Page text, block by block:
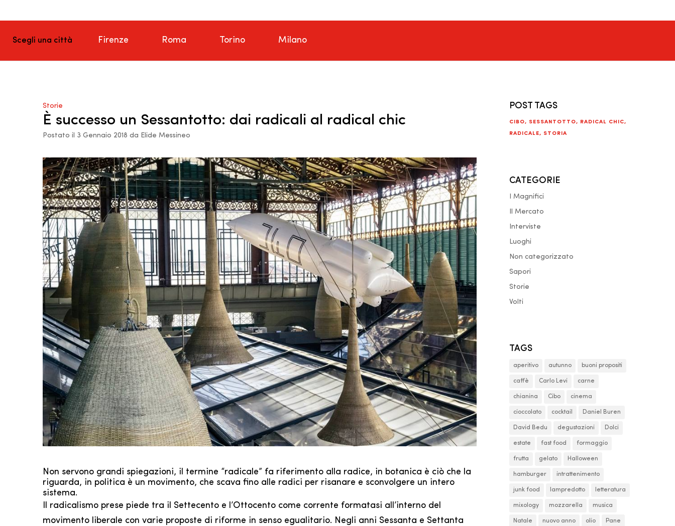
Scegli una città Firenze Roma Torino Milano
Storie
È successo un Sessantotto: dai radicali al radical chic
Postato il 3 Gennaio 2018 da Elide Messineo
Non servono grandi spiegazioni, il termine “radicale” fa riferimento alla radice, in botanica è ciò che la
riguarda, in politica è un movimento, che scava fino alle radici per risanare e sconvolgere un intero
sistema.
Il radicalismo prese piede tra il Settecento e l’Ottocento come corrente formatasi all’interno del
movimento liberale con varie proposte di riforme in senso egualitario. Negli anni Sessanta e Settanta
POST TAGS
CIBO, SESSANTOTTO, RADICAL CHIC,
RADICALE, STORIA
CATEGORIE
I Magnifici
Il Mercato
Interviste
Luoghi
Non categorizzato
Sapori
Storie
Volti
TAGS
aperitivo autunno buoni propositi
caffè Carlo Levi carne
chianina Cibo cinema
cioccolato cocktail Daniel Buren
David Bedu degustazioni Dolci
estate fast food formaggio
frutta gelato Halloween
hamburger intrattenimento
junk food lampredotto letteratura
mixology mozzarella musica
Natale nuovo anno olio Pane